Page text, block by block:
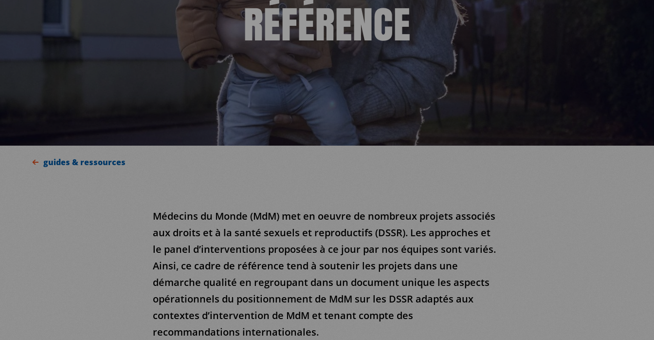
RÉFÉRENCE
guides & ressources
Médecins du Monde (MdM) met en oeuvre de nombreux projets associés
aux droits et à la santé sexuels et reproductifs (DSSR). Les approches et
le panel d’interventions proposées à ce jour par nos équipes sont variés.
Ainsi, ce cadre de référence tend à soutenir les projets dans une
démarche qualité en regroupant dans un document unique les aspects
opérationnels du positionnement de MdM sur les DSSR adaptés aux
contextes d’intervention de MdM et tenant compte des
recommandations internationales.